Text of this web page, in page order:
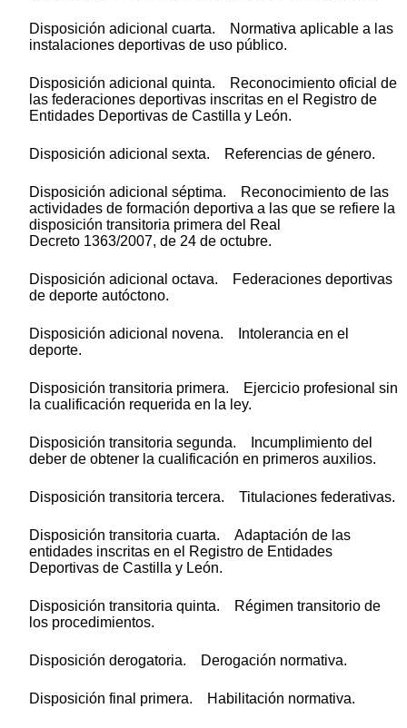
Disposición adicional cuarta. Normativa aplicable a las
instalaciones deportivas de uso público.
Disposición adicional quinta. Reconocimiento oficial de
las federaciones deportivas inscritas en el Registro de
Entidades Deportivas de Castilla y León.
Disposición adicional sexta. Referencias de género.
Disposición adicional séptima. Reconocimiento de las
actividades de formación deportiva a las que se refiere la
disposición transitoria primera del Real
Decreto 1363/2007, de 24 de octubre.
Disposición adicional octava. Federaciones deportivas
de deporte autóctono.
Disposición adicional novena. Intolerancia en el
deporte.
Disposición transitoria primera. Ejercicio profesional sin
la cualificación requerida en la ley.
Disposición transitoria segunda. Incumplimiento del
deber de obtener la cualificación en primeros auxilios.
Disposición transitoria tercera. Titulaciones federativas.
Disposición transitoria cuarta. Adaptación de las
entidades inscritas en el Registro de Entidades
Deportivas de Castilla y León.
Disposición transitoria quinta. Régimen transitorio de
los procedimientos.
Disposición derogatoria. Derogación normativa.
Disposición final primera. Habilitación normativa.